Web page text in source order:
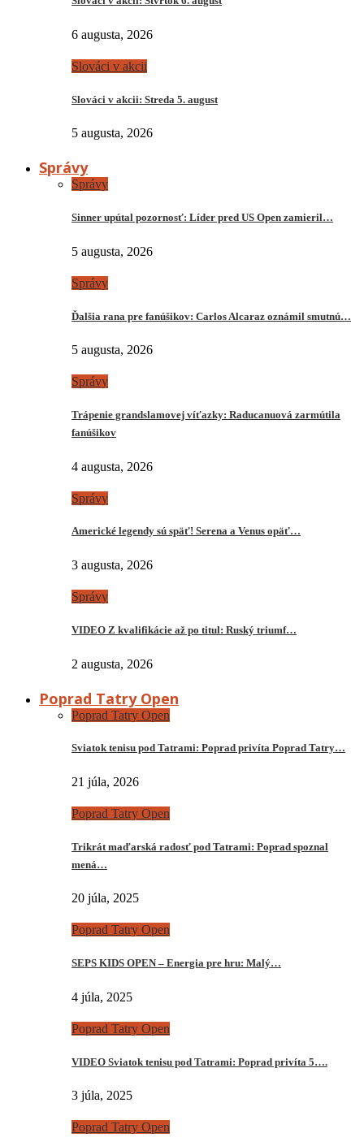
6 augusta, 2026
Slováci v akcii
Slováci v akcii: Streda 5. august
5 augusta, 2026
Správy
Správy
Sinner upútal pozornosť: Líder pred US Open zamieril…
5 augusta, 2026
Správy
Ďalšia rana pre fanúšikov: Carlos Alcaraz oznámil smutnú…
5 augusta, 2026
Správy
Trápenie grandslamovej víťazky: Raducanuová zarmútila
fanúšikov
4 augusta, 2026
Správy
Americké legendy sú späť! Serena a Venus opäť…
3 augusta, 2026
Správy
VIDEO Z kvalifikácie až po titul: Ruský triumf…
2 augusta, 2026
Poprad Tatry Open
Poprad Tatry Open
Sviatok tenisu pod Tatrami: Poprad privíta Poprad Tatry…
21 júla, 2026
Poprad Tatry Open
Trikrát maďarská radosť pod Tatrami: Poprad spoznal
mená…
20 júla, 2025
Poprad Tatry Open
SEPS KIDS OPEN – Energia pre hru: Malý…
4 júla, 2025
Poprad Tatry Open
VIDEO Sviatok tenisu pod Tatrami: Poprad privíta 5….
3 júla, 2025
Poprad Tatry Open